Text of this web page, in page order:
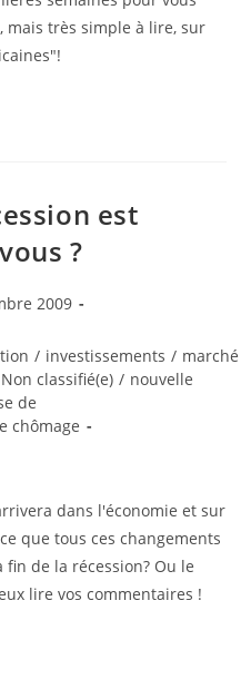
très simple à lire, sur
est
?
2009
/ investissements / marché
Non classifié(e) / nouvelle
de
chômage
dans l'économie et sur
que tous ces changements
de la récession? Ou le
lire vos commentaires !